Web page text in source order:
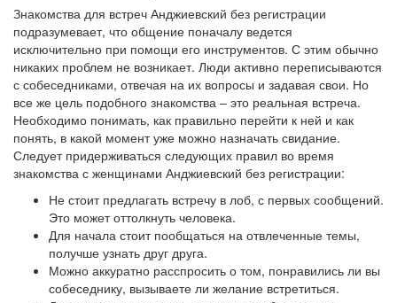
Знакомства для встреч Анджиевский без регистрации
подразумевает, что общение поначалу ведется
исключительно при помощи его инструментов. С этим обычно
никаких проблем не возникает. Люди активно переписываются
с собеседниками, отвечая на их вопросы и задавая свои. Но
все же цель подобного знакомства – это реальная встреча.
Необходимо понимать, как правильно перейти к ней и как
понять, в какой момент уже можно назначать свидание.
Следует придерживаться следующих правил во время
знакомства с женщинами Анджиевский без регистрации:
Не стоит предлагать встречу в лоб, с первых сообщений.
Это может оттолкнуть человека.
Для начала стоит пообщаться на отвлеченные темы,
получше узнать друг друга.
Можно аккуратно расспросить о том, понравились ли вы
собеседнику, вызываете ли желание встретиться.